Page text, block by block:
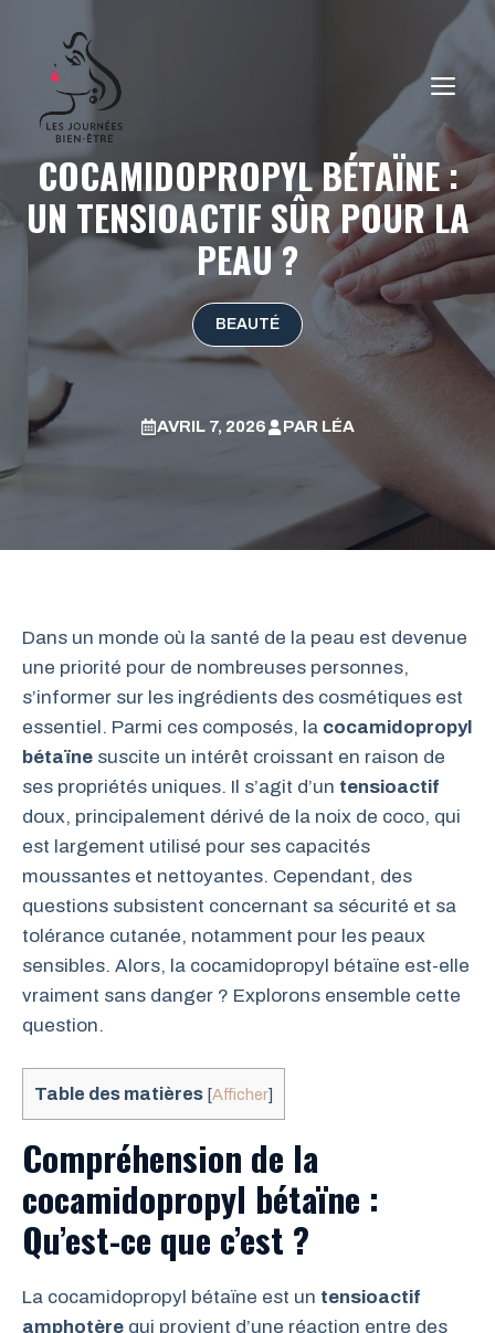
contenu
COCAMIDOPROPYL BÉTAÏNE :
UN TENSIOACTIF SÛR POUR LA
PEAU ?
BEAUTÉ
AVRIL 7, 2026 PAR LÉA
Dans un monde où la santé de la peau est devenue
une priorité pour de nombreuses personnes,
s’informer sur les ingrédients des cosmétiques est
essentiel. Parmi ces composés, la cocamidopropyl
bétaïne suscite un intérêt croissant en raison de
ses propriétés uniques. Il s’agit d’un tensioactif
doux, principalement dérivé de la noix de coco, qui
est largement utilisé pour ses capacités
moussantes et nettoyantes. Cependant, des
questions subsistent concernant sa sécurité et sa
tolérance cutanée, notamment pour les peaux
sensibles. Alors, la cocamidopropyl bétaïne est-elle
vraiment sans danger ? Explorons ensemble cette
question.
Table des matières [Afficher]
Compréhension de la
cocamidopropyl bétaïne :
Qu’est-ce que c’est ?
La cocamidopropyl bétaïne est un tensioactif
amphotère qui provient d’une réaction entre des